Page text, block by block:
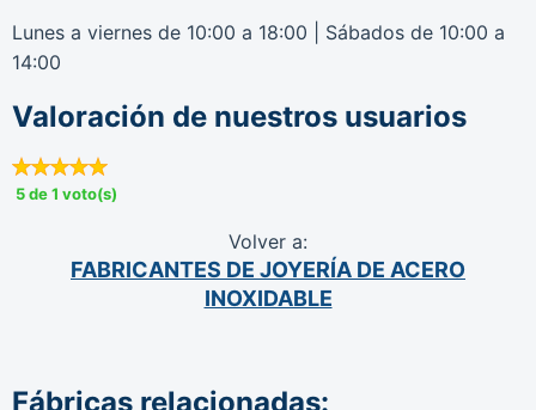
Lunes a viernes de 10:00 a 18:00 | Sábados de 10:00 a
14:00
Valoración de nuestros usuarios
5 de 1 voto(s)
Volver a:
FABRICANTES DE JOYERÍA DE ACERO
INOXIDABLE
Fábricas relacionadas: